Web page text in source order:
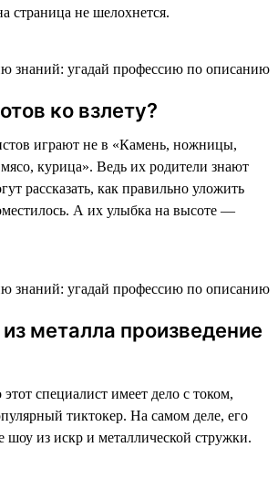
страница не шелохнется.
ко взлету?
играют не в «Камень, ножницы,
курица». Ведь их родители знают
рассказать, как правильно уложить
А их улыбка на высоте —
металла произведение
специалист имеет дело с током,
тиктокер. На самом деле, его
шоу из искр и металлической стружки.